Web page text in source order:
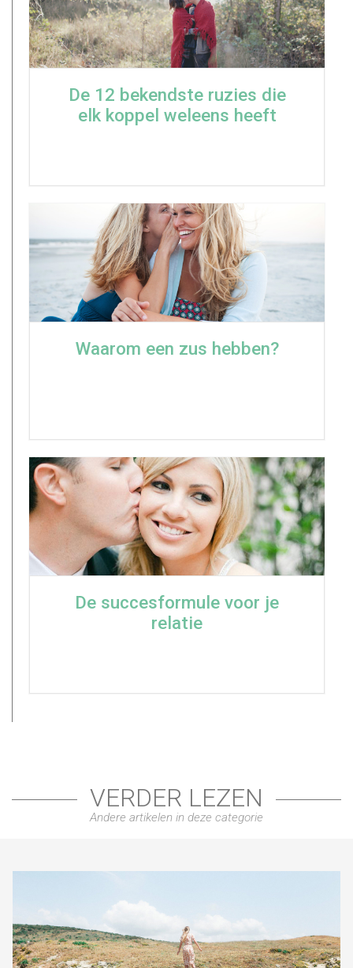
De 12 bekendste ruzies die
elk koppel weleens heeft
Waarom een zus hebben?
De succesformule voor je
relatie
VERDER LEZEN
Andere artikelen in deze categorie